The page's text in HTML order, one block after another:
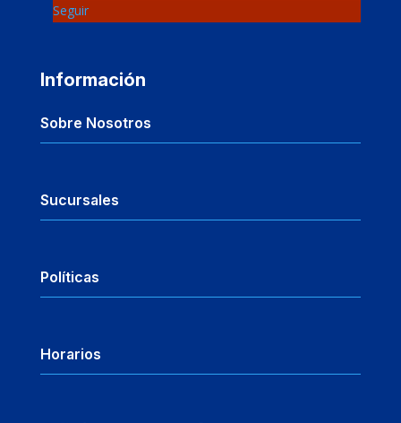
Seguir
Información
Sobre Nosotros
Sucursales
Políticas
Horarios